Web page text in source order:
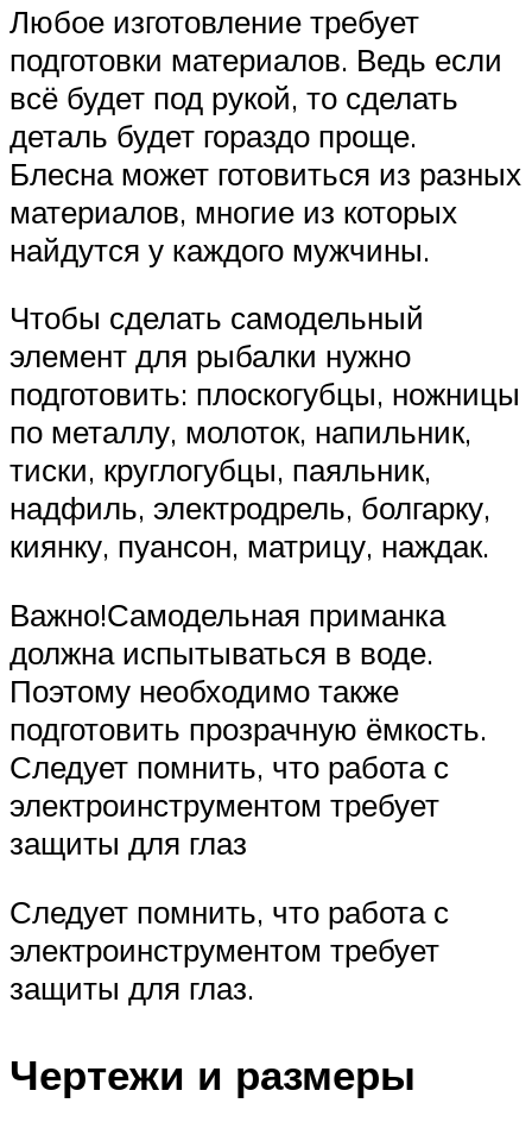
Любое изготовление требует
подготовки материалов. Ведь если
всё будет под рукой, то сделать
деталь будет гораздо проще.
Блесна может готовиться из разных
материалов, многие из которых
найдутся у каждого мужчины.
Чтобы сделать самодельный
элемент для рыбалки нужно
подготовить: плоскогубцы, ножницы
по металлу, молоток, напильник,
тиски, круглогубцы, паяльник,
надфиль, электродрель, болгарку,
киянку, пуансон, матрицу, наждак.
Важно!Самодельная приманка
должна испытываться в воде.
Поэтому необходимо также
подготовить прозрачную ёмкость.
Следует помнить, что работа с
электроинструментом требует
защиты для глаз
Следует помнить, что работа с
электроинструментом требует
защиты для глаз.
Чертежи и размеры